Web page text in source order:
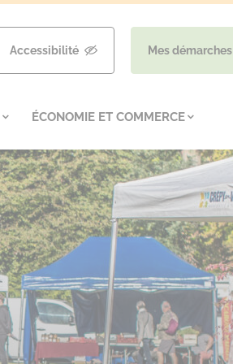
Accessibilité Mes démarches
ÉCONOMIE ET COMMERCE